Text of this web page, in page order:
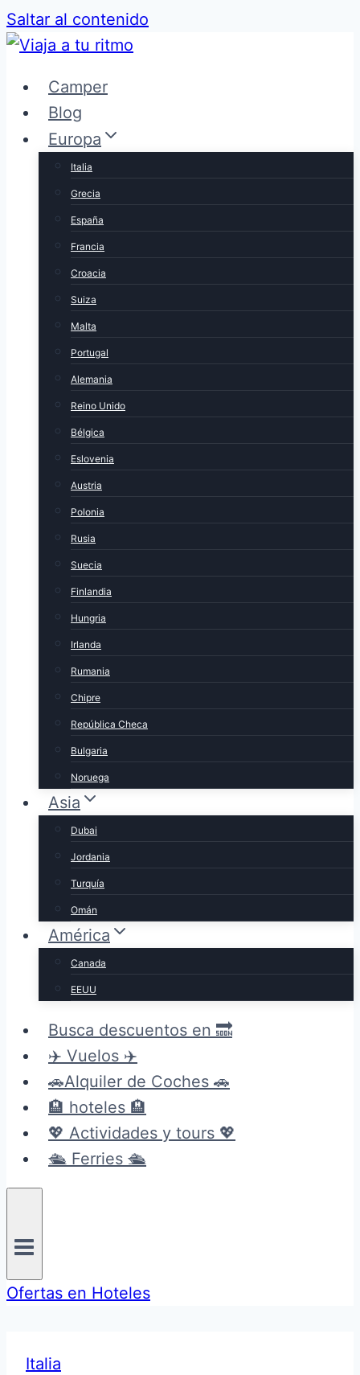
Saltar al contenido
Camper
Blog
Europa
Italia
Grecia
España
Francia
Croacia
Suiza
Malta
Portugal
Alemania
Reino Unido
Bélgica
Eslovenia
Austria
Polonia
Rusia
Suecia
Finlandia
Hungria
Irlanda
Rumania
Chipre
República Checa
Bulgaria
Noruega
Asia
Dubai
Jordania
Turquía
Omán
América
Canada
EEUU
Busca descuentos en 🔜
✈️ Vuelos ✈️
🚗Alquiler de Coches 🚗
🏨 hoteles 🏨
💖 Actividades y tours 💖
🛳️ Ferries 🛳️
Ofertas en Hoteles
Italia